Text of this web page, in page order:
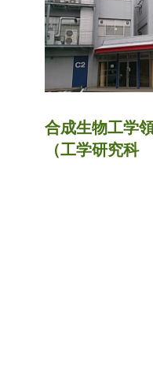
合成生物工学
（工学研究